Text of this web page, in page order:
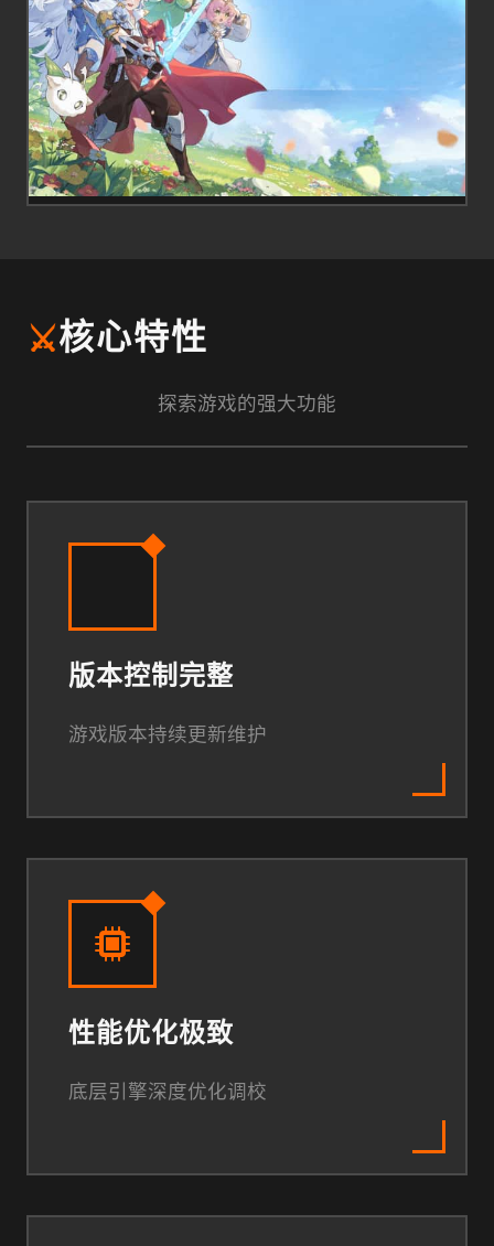
⚔️核心特性
探索游戏的强大功能
版本控制完整
游戏版本持续更新维护
性能优化极致
底层引擎深度优化调校